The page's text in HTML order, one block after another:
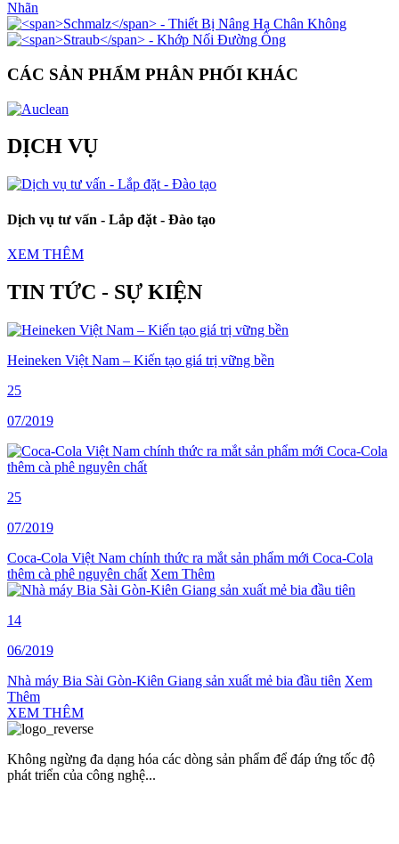
CÁC SẢN PHẨM PHÂN PHỐI KHÁC
DỊCH VỤ
Dịch vụ tư vấn - Lắp đặt - Đào tạo
XEM THÊM
TIN TỨC - SỰ KIỆN
Heineken Việt Nam – Kiến tạo giá trị vững bền
25
07/2019
25
07/2019
Coca-Cola Việt Nam chính thức ra mắt sản phẩm mới Coca-Cola
thêm cà phê nguyên chất Xem Thêm
14
06/2019
Nhà máy Bia Sài Gòn-Kiên Giang sản xuất mẻ bia đầu tiên Xem
Thêm
XEM THÊM
Không ngừng đa dạng hóa các dòng sản phẩm để đáp ứng tốc độ
phát triển của công nghệ...